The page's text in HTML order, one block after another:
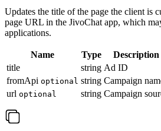
Updates the title of the page the client is
page URL in the JivoChat app, which
applications.
Name Type
Description
title
string Ad ID
fromApi optional string Campaign
url optional string Campaign